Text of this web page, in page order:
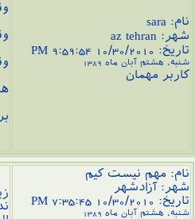
نام: sara
شهر: az tehran
تاریخ: 10/30/2010 9:59:54 PM
شنبه، هشتم آبان ماه 1389
کاربر مهمان
نام: مهم نیست کیم
شهر: آزادشهر
تاریخ: 10/30/2010 7:35:45 PM
شنبه، هشتم آبان ماه 1389